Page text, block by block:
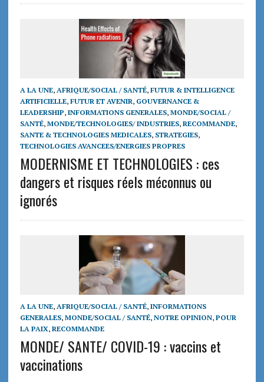
A LA UNE, AFRIQUE/SOCIAL / SANTÉ, FUTUR & INTELLIGENCE
ARTIFICIELLE, FUTUR ET AVENIR, GOUVERNANCE &
LEADERSHIP, INFORMATIONS GENERALES, MONDE/SOCIAL /
SANTÉ, MONDE/TECHNOLOGIES/ INDUSTRIES, RECOMMANDE,
SANTE & TECHNOLOGIES MEDICALES, STRATEGIES,
TECHNOLOGIES AVANCEES/ENERGIES PROPRES
MODERNISME ET TECHNOLOGIES : ces
dangers et risques réels méconnus ou
ignorés
A LA UNE, AFRIQUE/SOCIAL / SANTÉ, INFORMATIONS
GENERALES, MONDE/SOCIAL / SANTÉ, NOTRE OPINION, POUR
LA PAIX, RECOMMANDE
MONDE/ SANTE/ COVID-19 : vaccins et
vaccinations